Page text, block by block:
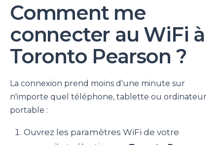
Comment me
connecter au WiFi à
Toronto Pearson ?
La connexion prend moins d'une minute sur
n'importe quel téléphone, tablette ou ordinateur
portable :
Ouvrez les paramètres WiFi de votre